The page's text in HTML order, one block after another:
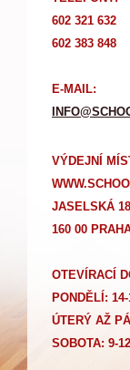
602 321 632
602 383 848
E-MAIL:
VÝDEJNÍ
JASELSKÁ 18
160 00
OTEVÍRACÍ
PONDĚLÍ:
ÚTERÝ AŽ
SOBOTA: 9-12